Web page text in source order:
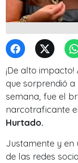
¡De alto
que sorprendió
semana, fue el
narcotraficante
Hurtado.
Justamente y en
de las redes